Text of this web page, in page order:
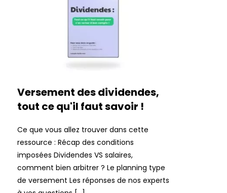
Versement des dividendes,
tout ce qu'il faut savoir !
Ce que vous allez trouver dans cette
ressource : Récap des conditions
imposées Dividendes VS salaires,
comment bien arbitrer ? Le planning type
de versement Les réponses de nos experts